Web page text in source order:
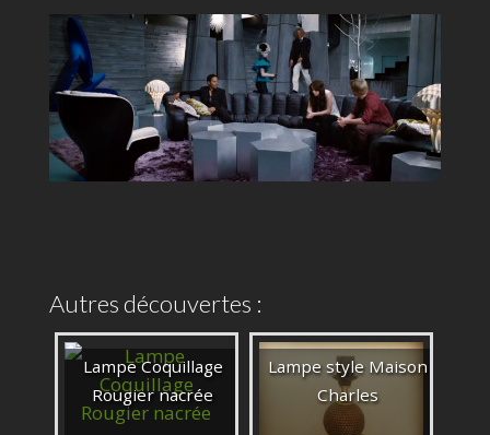
Autres découvertes :
Lampe Coquillage
Rougier nacrée
Lampe style Maison
Charles